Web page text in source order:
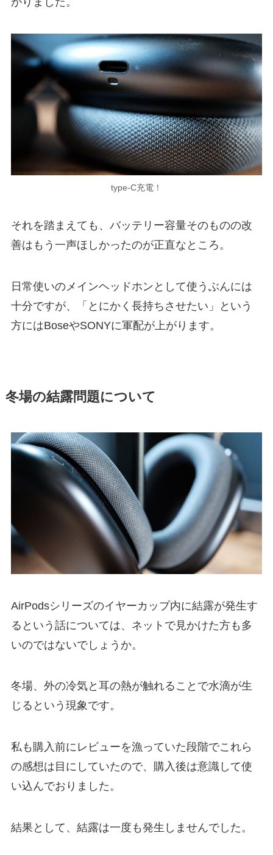
type-C充電！
それを踏まえても、バッテリー容量そのものの改
善はもう一声ほしかったのが正直なところ。
日常使いのメインヘッドホンとして使うぶんには
十分ですが、「とにかく長持ちさせたい」という
方にはBoseやSONYに軍配が上がります。
冬場の結露問題について
AirPodsシリーズのイヤーカップ内に結露が発生す
るという話については、ネットで見かけた方も多
いのではないでしょうか。
冬場、外の冷気と耳の熱が触れることで水滴が生
じるという現象です。
私も購入前にレビューを漁っていた段階でこれら
の感想は目にしていたので、購入後は意識して使
い込んでおりました。
結果として、結露は一度も発生しませんでした。